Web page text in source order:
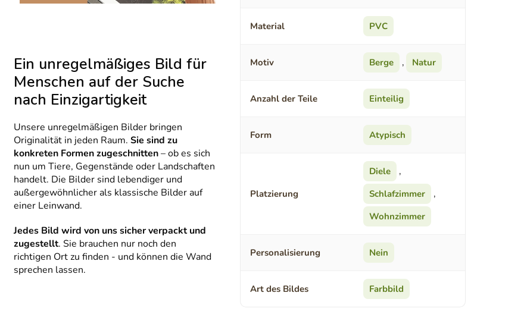
Ein unregelmäßiges Bild für
Menschen auf der Suche
nach Einzigartigkeit
Unsere unregelmäßigen Bilder bringen
Originalität in jeden Raum.Sie sind zu
konkreten Formen zugeschnitten– ob es sich
nun um Tiere, Gegenstände oder Landschaften
handelt. Die Bilder sind lebendiger und
außergewöhnlicher als klassische Bilder auf
einer Leinwand.
Jedes Bild wird von uns sicher verpackt und
zugestellt. Sie brauchen nur noch den
richtigen Ort zu finden - und können die Wand
sprechen lassen.
Material PVC
Motiv Berge , Natur
Anzahl der Teile Einteilig
Form Atypisch
Platzierung
Diele
,
Schlafzimmer
,
Wohnzimmer
Personalisierung Nein
Art des Bildes Farbbild